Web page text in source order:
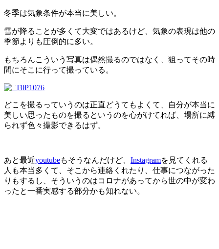
冬季は気象条件が本当に美しい。
雪が降ることが多くて大変ではあるけど、気象の表現は他の
季節よりも圧倒的に多い。
もちろんこういう写真は偶然撮るのではなく、狙ってその時
間にそこに行って撮っている。
どこを撮るっていうのは正直どうてもよくて、自分が本当に
美しい思ったものを撮るというのを心がけてれば、場所に縛
られず色々撮影できるはず。
あと最近youtubeもそうなんだけど、 Instagramを見てくれる
人も本当多くて、そこから連絡くれたり、仕事につながった
りもするし、そういうのはコロナがあってから世の中が変わ
ったと一番実感する部分かも知れない。